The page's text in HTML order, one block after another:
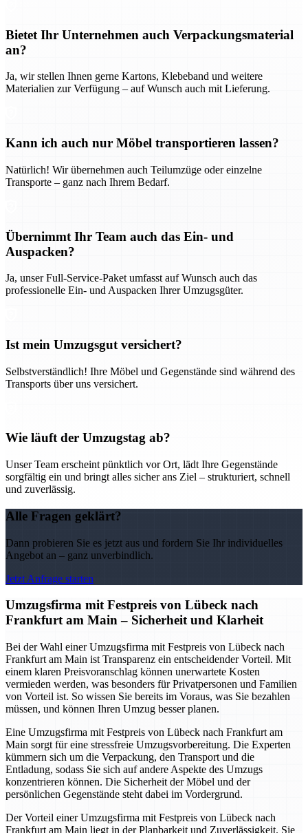
Bietet Ihr Unternehmen auch Verpackungsmaterial
an?
Ja, wir stellen Ihnen gerne Kartons, Klebeband und weitere
Materialien zur Verfügung – auf Wunsch auch mit Lieferung.
Kann ich auch nur Möbel transportieren lassen?
Natürlich! Wir übernehmen auch Teilumzüge oder einzelne
Transporte – ganz nach Ihrem Bedarf.
Übernimmt Ihr Team auch das Ein- und
Auspacken?
Ja, unser Full-Service-Paket umfasst auf Wunsch auch das
professionelle Ein- und Auspacken Ihrer Umzugsgüter.
Ist mein Umzugsgut versichert?
Selbstverständlich! Ihre Möbel und Gegenstände sind während des
Transports über uns versichert.
Wie läuft der Umzugstag ab?
Unser Team erscheint pünktlich vor Ort, lädt Ihre Gegenstände
sorgfältig ein und bringt alles sicher ans Ziel – strukturiert, schnell
und zuverlässig.
Alle Fragen geklärt?
Dann probieren Sie es jetzt aus und fordern Sie Ihr individuelles
Angebot an – ganz unverbindlich.
Jetzt Anfrage starten
Umzugsfirma mit Festpreis von Lübeck nach
Frankfurt am Main – Sicherheit und Klarheit
Bei der Wahl einer Umzugsfirma mit Festpreis von Lübeck nach
Frankfurt am Main ist Transparenz ein entscheidender Vorteil. Mit
einem klaren Preisvoranschlag können unerwartete Kosten
vermieden werden, was besonders für Privatpersonen und Familien
von Vorteil ist. So wissen Sie bereits im Voraus, was Sie bezahlen
müssen, und können Ihren Umzug besser planen.
Eine Umzugsfirma mit Festpreis von Lübeck nach Frankfurt am
Main sorgt für eine stressfreie Umzugsvorbereitung. Die Experten
kümmern sich um die Verpackung, den Transport und die
Entladung, sodass Sie sich auf andere Aspekte des Umzugs
konzentrieren können. Die Sicherheit der Möbel und der
persönlichen Gegenstände steht dabei im Vordergrund.
Der Vorteil einer Umzugsfirma mit Festpreis von Lübeck nach
Frankfurt am Main liegt in der Planbarkeit und Zuverlässigkeit. Sie